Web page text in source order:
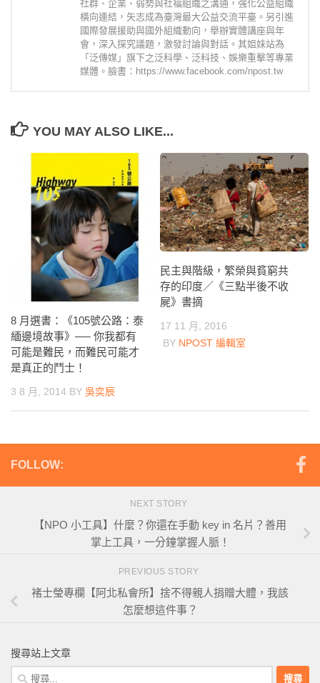
社群、企業、弱勢與社福組織之溝通，強化公益組織
橫向連結，矢志成為臺灣最大公益交流平臺。另引進
國際發展援助與國外組織動向，舉辦實體講座與年
會，深入探究議題，激發討論與對話。其姐妹站為
「泛傳媒」旗下之泛科學、泛科技、娛樂重擊等專業
媒體。臉書：https://www.facebook.com/npost.tw
YOU MAY ALSO LIKE...
8 月選書：《105號公路：泰
緬邊境故事》── 你我都有
可能是難民，而難民可能才
是真正的鬥士！
3 8 月, 2014 BY 吳奕辰
民主與階級，繁榮與貧窮共
存的印度／《三點半後不收
屍》書摘
17 11 月, 2016
BY NPOST 編輯室
FOLLOW:
NEXT STORY
【NPO 小工具】什麼？你還在手動 key in 名片？善用
掌上工具，一分鐘掌握人脈！
PREVIOUS STORY
褚士瑩專欄【阿北私會所】捨不得親人捐贈大體，我該
怎麼想這件事？
搜尋站上文章
搜